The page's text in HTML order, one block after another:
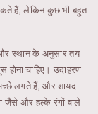
हैं, लेकिन कुछ भी बहुत
स्थान के अनुसार तय
चाहिए। उदाहरण
लगते हैं, और शायद
जैसे और हल्के रंगों वाले